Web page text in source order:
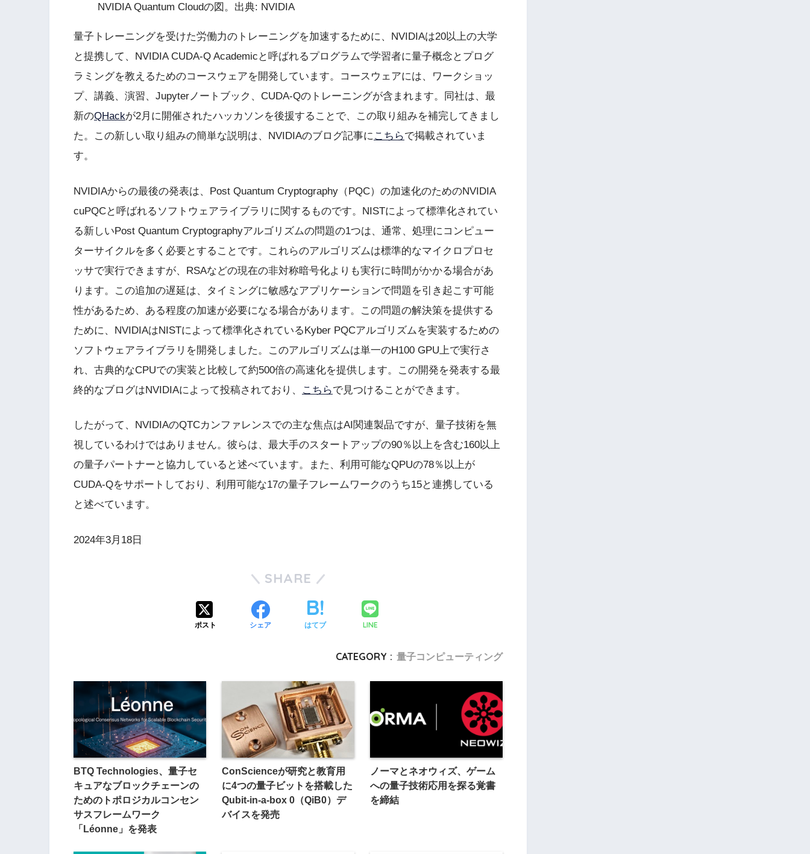
NVIDIA Quantum Cloudの図。出典: NVIDIA
量子トレーニングを受けた労働力のトレーニングを加速するために、NVIDIAは20以上の大学
と提携して、NVIDIA CUDA-Q Academicと呼ばれるプログラムで学習者に量子概念とプログ
ラミングを教えるためのコースウェアを開発しています。コースウェアには、ワークショッ
プ、講義、演習、Jupyterノートブック、CUDA-Qのトレーニングが含まれます。同社は、最
新のQHackが2月に開催されたハッカソンを後援することで、この取り組みを補完してきまし
た。この新しい取り組みの簡単な説明は、NVIDIAのブログ記事にこちらで掲載されていま
す。
NVIDIAからの最後の発表は、Post Quantum Cryptography（PQC）の加速化のためのNVIDIA
cuPQCと呼ばれるソフトウェアライブラリに関するものです。NISTによって標準化されてい
る新しいPost Quantum Cryptographyアルゴリズムの問題の1つは、通常、処理にコンピュー
ターサイクルを多く必要とすることです。これらのアルゴリズムは標準的なマイクロプロセ
ッサで実行できますが、RSAなどの現在の非対称暗号化よりも実行に時間がかかる場合があ
ります。この追加の遅延は、タイミングに敏感なアプリケーションで問題を引き起こす可能
性があるため、ある程度の加速が必要になる場合があります。この問題の解決策を提供する
ために、NVIDIAはNISTによって標準化されているKyber PQCアルゴリズムを実装するための
ソフトウェアライブラリを開発しました。このアルゴリズムは単一のH100 GPU上で実行さ
れ、古典的なCPUでの実装と比較して約500倍の高速化を提供します。この開発を発表する最
終的なブログはNVIDIAによって投稿されており、
こちらで見つけることができます。
したがって、NVIDIAのQTCカンファレンスでの主な焦点はAI関連製品ですが、量子技術を無
視しているわけではありません。彼らは、最大手のスタートアップの90％以上を含む160以上
の量子パートナーと協力していると述べています。また、利用可能なQPUの78％以上が
CUDA-Qをサポートしており、利用可能な17の量子フレームワークのうち15と連携している
と述べています。
2024年3月18日
SHARE
ポスト シェア はてブ LINE
CATEGORY : 量子コンピューティング
BTQ Technologies、量子セ
キュアなブロックチェーンの
ためのトポロジカルコンセン
サスフレームワーク
「Léonne」を発表
ConScienceが研究と教育用
に4つの量子ビットを搭載した
Qubit-in-a-box 0（QiB0）デ
バイスを発売
ノーマとネオウィズ、ゲーム
への量子技術応用を探る覚書
を締結